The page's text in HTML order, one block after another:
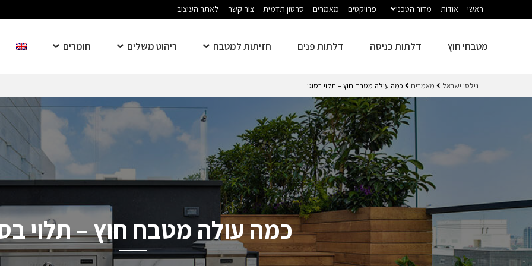
ראשי אודות מדור הטכני פרויקטים מאמרים סרטון תדמית צור קשר לאתר העיצוב
מטבחי חוץ דלתות כניסה דלתות פנים חזיתות למטבח ריהוט משלים חומרים
נילסן ישראל מאמרים כמה עולה מטבח חוץ – תלוי בסוגו
כמה עולה מטבח חוץ – תלוי